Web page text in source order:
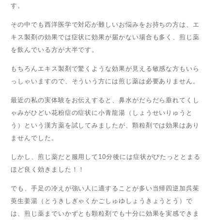
す。
その中でも西洋医学で対応が難しいお悩みをお持ちの方は、エ
キス製剤の効果では症状に効果が届かない場合も多く、煎じ薬
を飲んでいる方が大半です。
もちろんエキス製剤で驚くような効果が見える敏感な方もいら
っしゃいますので、そういう方には煎じ薬は必要ありません。
最近の私の実体験をお伝えすると、鼻水がだらだら垂れてくし
ゃみがひどい花粉症の症状に小青龍湯（しょうせいりゅうと
う）という漢方薬を試してみましたが、顆粒剤では効果はあり
ませんでした。
しかし、煎じ薬だと服用して10分後には症状がぴたっととまる
ほど良く効きました！！
でも、手足の冷えが強い人に適することが多い当帰四逆加呉茱
萸生姜湯（とうきしぎゃくかごしゅゆしょうきょうとう）で
は、煎じ薬までいかずとも顆粒剤でも十分に効果を実感できま